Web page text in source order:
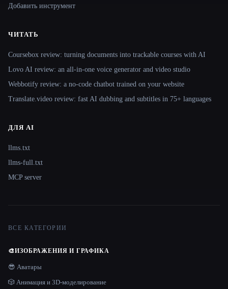
Добавить инструмент
ЧИТАТЬ
Coursebox review: turning documents into trackable courses with AI
Lovo AI review: an all-in-one voice generator and video studio
Webbotify review: a no-code chatbot trained on your website
Translate.video review: fast AI dubbing and subtitles in 75+ languages
ДЛЯ AI
llms.txt
llms-full.txt
MCP server
ВСЕ КАТЕГОРИИ
🎨ИЗОБРАЖЕНИЯ И ГРАФИКА
😎 Аватары
🎲 Анимация и 3D-моделирование